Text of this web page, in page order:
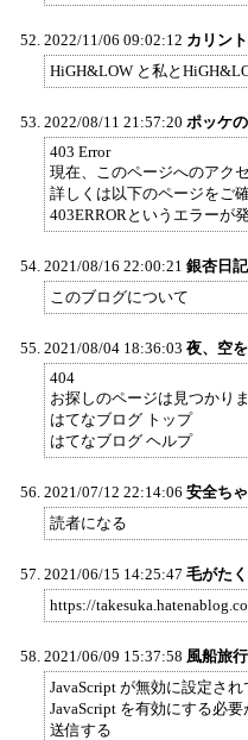
2022/11/06 09:02:12 カリン
‪HiGH&LOW と私と‪
2022/08/11 21:57:20 ポッケ
403 Error
現在、このページへのアク
詳しくは以下のページをご
403ERRORというエラーが
2021/08/16 22:00:21 銀杏日記
このブログについて
2021/08/04 18:36:03 夜、空
404
お探しのページは見つかり
はてなブログ トップ
はてなブログ ヘルプ
2021/07/12 22:14:06 安全ち
読者になる
2021/06/15 14:25:47 毛がた
https://
2021/06/09 15:37:58 風船旅行
JavaScript が無効に設定さ
JavaScript を有効にする必要
送信する